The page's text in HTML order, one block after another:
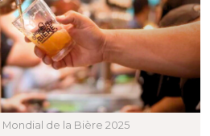
de la Bière 2025